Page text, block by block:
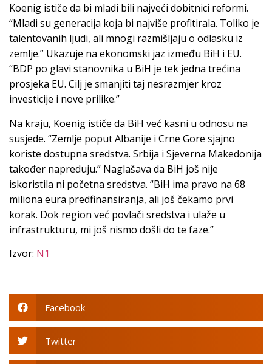
Koenig ističe da bi mladi bili najveći dobitnici reformi.
“Mladi su generacija koja bi najviše profitirala. Toliko je
talentovanih ljudi, ali mnogi razmišljaju o odlasku iz
zemlje.” Ukazuje na ekonomski jaz između BiH i EU.
“BDP po glavi stanovnika u BiH je tek jedna trećina
prosjeka EU. Cilj je smanjiti taj nesrazmjer kroz
investicije i nove prilike.”
Na kraju, Koenig ističe da BiH već kasni u odnosu na
susjede. “Zemlje poput Albanije i Crne Gore sjajno
koriste dostupna sredstva. Srbija i Sjeverna Makedonija
također napreduju.” Naglašava da BiH još nije
iskoristila ni početna sredstva. “BiH ima pravo na 68
miliona eura predfinansiranja, ali još čekamo prvi
korak. Dok region već povlači sredstva i ulaže u
infrastrukturu, mi još nismo došli do te faze.”
Izvor: N1
Facebook
Twitter